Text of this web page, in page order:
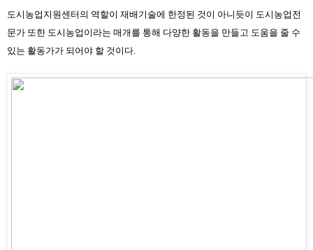
도시농업지원센터의 역할이 재배기술에 한정된 것이 아니듯이 도시농업전
문가 또한 도시농업이라는 매개를 통해 다양한 활동을 만들고 도움을 줄 수
있는 활동가가 되어야 할 것이다.